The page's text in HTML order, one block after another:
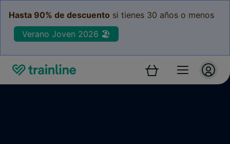
Hasta 90% de descuento si tienes 30 años o menos
Verano Joven 2026 🏖️